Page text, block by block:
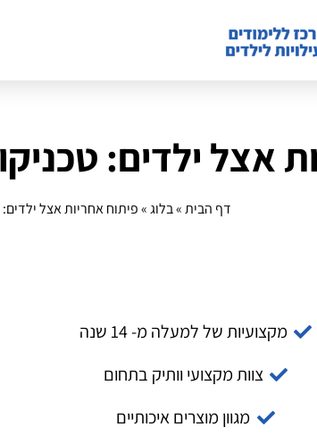
אצל ילדים:
דף הבית»בלוג»פיתוח אחריות אצל
מקצועיות של למעלה מ- 14 שנה
צוות מקצועי וותיק בתחום
מגוון מוצרים איכותיים